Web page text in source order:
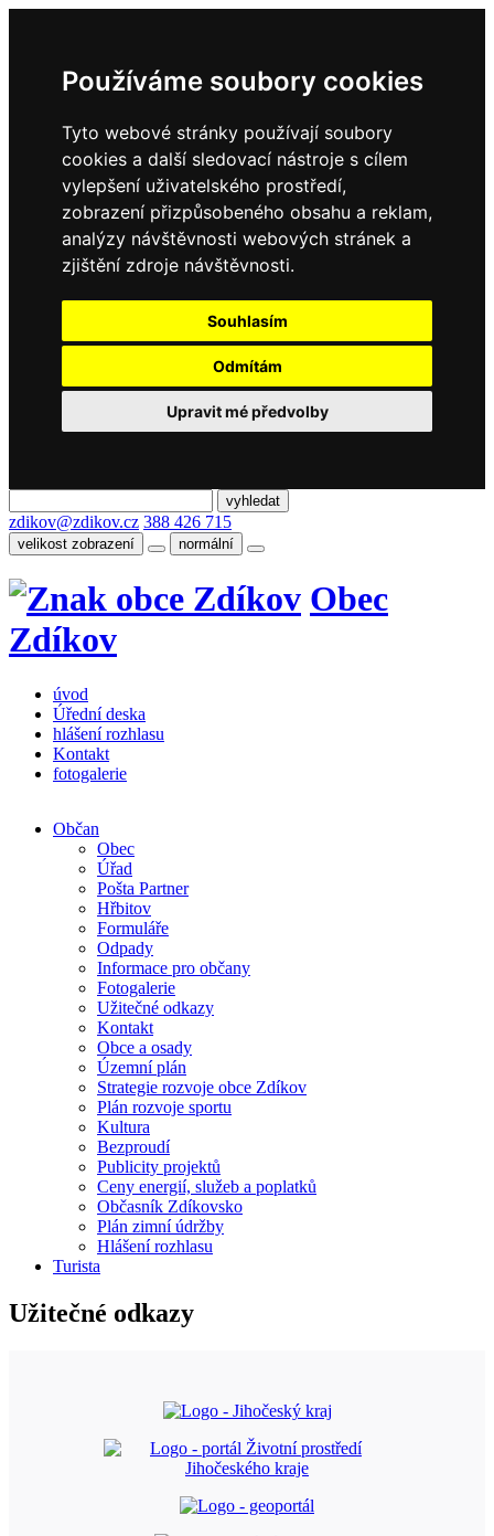
Používáme soubory cookies
Tyto webové stránky používají soubory
cookies a další sledovací nástroje s cílem
vylepšení uživatelského prostředí,
zobrazení přizpůsobeného obsahu a reklam,
analýzy návštěvnosti webových stránek a
zjištění zdroje návštěvnosti.
Souhlasím
Odmítám
Upravit mé předvolby
zdikov@zdikov.cz 388 426 715
velikost zobrazení normální
Obec
Zdíkov
úvod
Úřední deska
hlášení rozhlasu
Kontakt
fotogalerie
Občan
Obec
Úřad
Pošta Partner
Hřbitov
Formuláře
Odpady
Informace pro občany
Fotogalerie
Užitečné odkazy
Kontakt
Obce a osady
Územní plán
Strategie rozvoje obce Zdíkov
Plán rozvoje sportu
Kultura
Bezproudí
Publicity projektů
Ceny energií, služeb a poplatků
Občasník Zdíkovsko
Plán zimní údržby
Hlášení rozhlasu
Turista
Užitečné odkazy